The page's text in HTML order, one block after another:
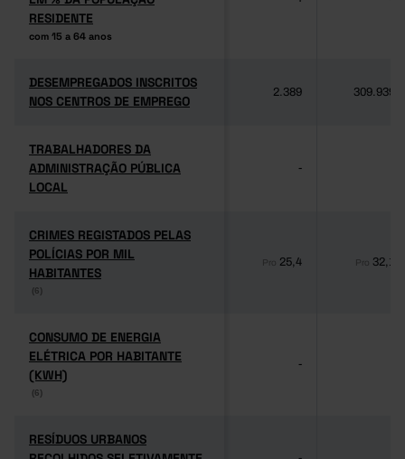
RESIDENTE
com 15 a 64 anos
RESIDENTE
com 15 a 64 anos
DESEMPREGADOS INSCRITOS
NOS CENTROS DE EMPREGO
DESEMPREGADOS INSCRITOS
NOS CENTROS DE EMPREGO
2.389 309.939
TRABALHADORES DA
ADMINISTRAÇÃO PÚBLICA
LOCAL
TRABALHADORES DA
ADMINISTRAÇÃO PÚBLICA
LOCAL
-
CRIMES REGISTADOS PELAS
POLÍCIAS POR MIL
HABITANTES
(6)
CRIMES REGISTADOS PELAS
POLÍCIAS POR MIL
HABITANTES
(6)
Pro 25,4 Pro 32,1
CONSUMO DE ENERGIA
ELÉTRICA POR HABITANTE
(KWH)
(6)
CONSUMO DE ENERGIA
ELÉTRICA POR HABITANTE
(KWH)
(6)
-
RESÍDUOS URBANOS
RESÍDUOS URBANOS